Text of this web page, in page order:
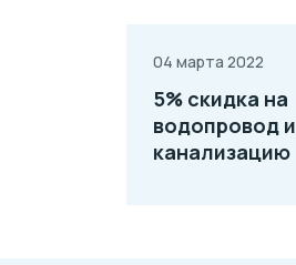
04 марта 2022
5% скидка на
водопровод и
канализацию